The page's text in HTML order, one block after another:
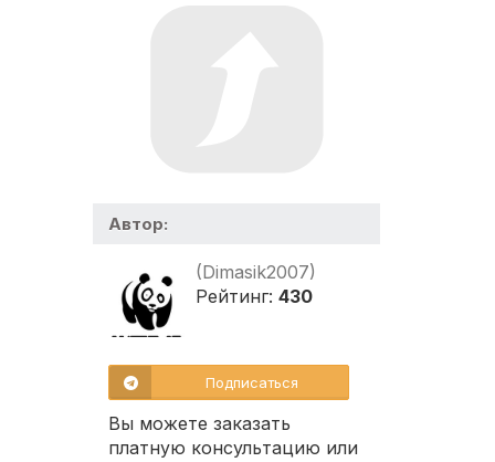
Автор:
(Dimasik2007)
Рейтинг: 430
Подписаться
Вы можете заказать
платную консультацию или